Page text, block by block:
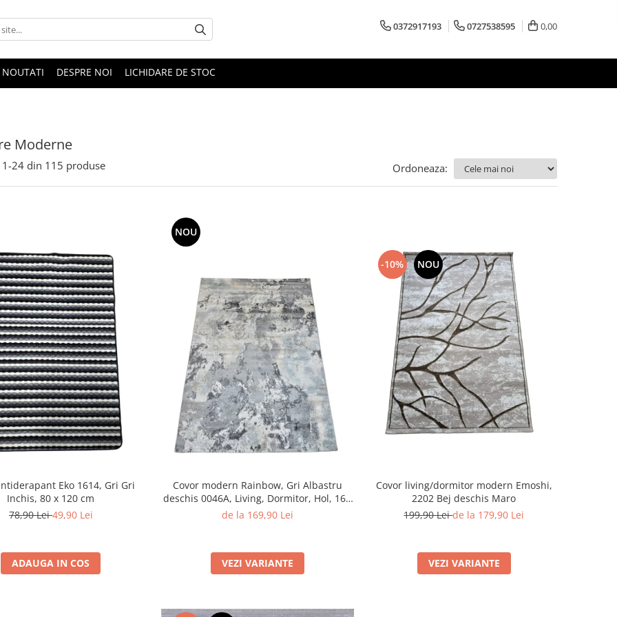
0372917193 0727538595 0,00
NOUTATI DESPRE NOI LICHIDARE DE STOC
Moderne
1-24 din 115 produse Ordoneaza:
Eko 1614, Gri Gri
Inchis, 80 x 120 cm
78,90 Lei49,90 Lei
ADAUGA IN COS
NOU
Covor modern Rainbow, Gri Albastru
deschis 0046A, Living, Dormitor, Hol, 160
x 230 cm
de la 169,90 Lei
VEZI VARIANTE
-10% NOU
Covor living/dormitor modern Emoshi,
2202 Bej deschis Maro
199,90 Leide la 179,90 Lei
VEZI VARIANTE